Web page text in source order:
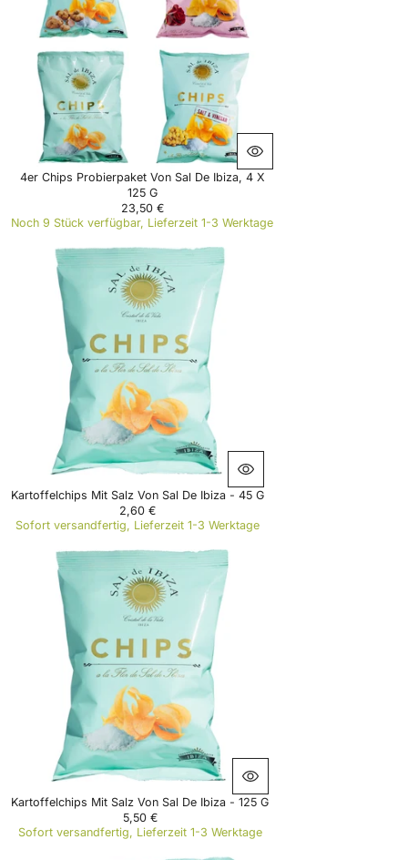
4er Chips Probierpaket Von Sal De Ibiza, 4 X
125 G
R
E
G
L
A
R
C
E
2
3
,
5
0
23,50 €
Noch 9 Stück verfügbar, Lieferzeit 1-3 Werktage
Kartoffelchips Mit Salz Von Sal De Ibiza - 45 G
R
E
G
U
L
A
P
R
I
C
E
2
,
6
0
€
2,60 €
Sofort versandfertig, Lieferzeit 1-3 Werktage
Kartoffelchips Mit Salz Von Sal De Ibiza - 125 G
R
E
5,50 €
Sofort versandfertig, Lieferzeit 1-3 Werktage